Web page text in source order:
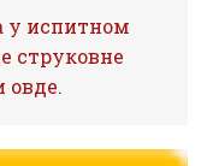
у испитном
струковне
овде.